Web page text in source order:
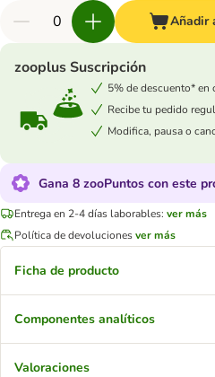
Añadir
zooplus Suscripción
5% de descuento* en
Recibe tu pedido
Modifica, pausa o
Gana 8 zooPuntos con este
Entrega en 2-4 días laborables: ver más
Política de devolucionesver más
Ficha de producto
Componentes analíticos
Valoraciones